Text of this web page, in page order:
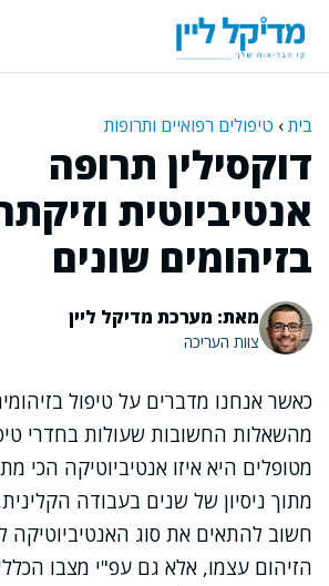
לתוכן
בית› טיפולים רפואיים ותרופות
דוקסילין תרופה
אנטיביוטית
בזיהומים שונים
מאת: מערכת מדיקל ליין
צוות העריכה
כאשר אנחנו מדברים על טיפול
מהשאלות החשובות שעולות בחדרי
מטופלים היא איזו אנטיביוטיקה הכי
מתוך ניסיון של שנים בעבודה
חשוב להתאים את סוג האנטיביוטיקה
הזיהום עצמו, אלא גם עפ"י מצבו